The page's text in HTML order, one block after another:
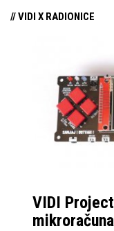
// VIDI X RADIONICE
VIDI